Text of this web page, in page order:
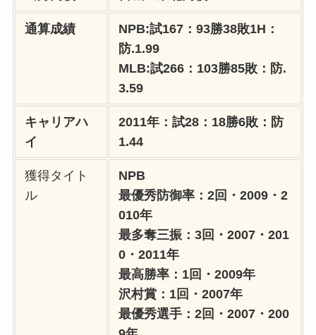
通算成績
NPB:試167：93勝38敗1H：
防.1.99
MLB:試266：103勝85敗：防.
3.59
キャリアハ
イ
2011年：試28：18勝6敗：防
1.44
獲得タイト
ル
NPB
最優秀防御率：2回・2009・2
010年
最多奪三振：3回・2007・201
0・2011年
最高勝率：1回・2009年
沢村賞：1回・2007年
最優秀選手：2回・2007・200